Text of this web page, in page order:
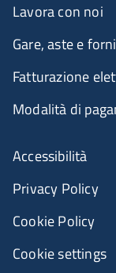
Lavora con noi
Gare, aste e
Fatturazione
Modalità di
Accessibilità
Privacy Policy
Cookie Policy
Cookie settings